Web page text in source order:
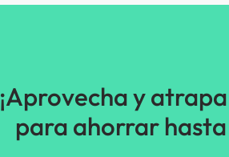
¡Aprovecha y
para ahorrar hasta